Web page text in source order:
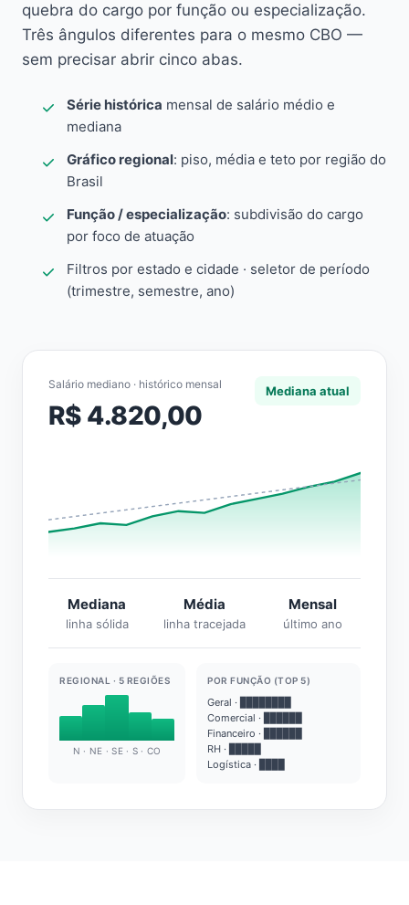
quebra do cargo por função ou especialização.
Três ângulos diferentes para o mesmo CBO —
sem precisar abrir cinco abas.
Série histórica mensal de salário médio e
mediana
Gráfico regional: piso, média e teto por região do
Brasil
Função / especialização: subdivisão do cargo
por foco de atuação
Filtros por estado e cidade · seletor de período
(trimestre, semestre, ano)
Salário mediano · histórico mensal
R$ 4.820,00
Mediana atual
Mediana
linha sólida
Média
linha tracejada
Mensal
último ano
REGIONAL · 5 REGIÕES
N · NE · SE · S · CO
POR FUNÇÃO (TOP 5)
Geral · ████████
Comercial · ██████
Financeiro · ██████
RH · █████
Logística · ████